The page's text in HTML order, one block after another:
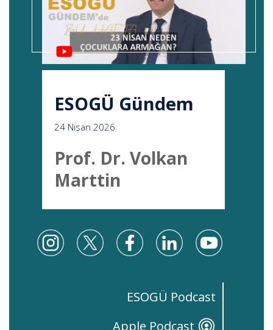
ESOGÜ Gündem
24 Nisan 2026
Prof. Dr. Volkan
Marttin
ESOGÜ Podcast
Apple Podcast